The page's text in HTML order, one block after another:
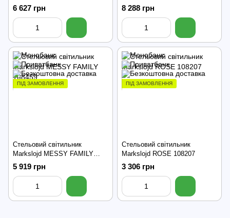
6 627 грн 8 288 грн
ПІД ЗАМОВЛЕННЯ
Стельовий світильник
Markslojd MESSY FAMILY
108459
5 919 грн
ПІД ЗАМОВЛЕННЯ
Стельовий світильник
Markslojd ROSE 108207
3 306 грн